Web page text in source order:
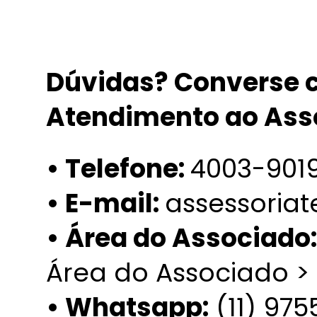
Dúvidas? Converse
Atendimento ao
• Telefone:4003-
• E-mail:
• Área do Associado:
Área do Associado
• Whatsapp: (11)